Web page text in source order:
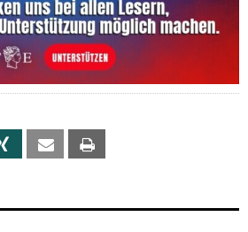
Xing Email